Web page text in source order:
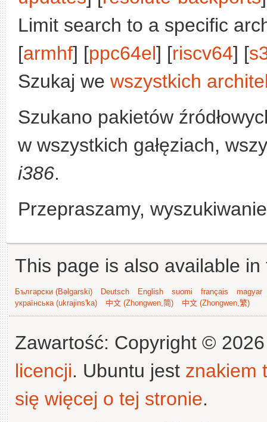
Limit search to a specific
[armhf] [ppc64el] [riscv64] [
Szukaj we wszystkich
Szukano pakietów
w wszystkich gałęziach,
i386.
Przepraszamy,
This page is also available
Български (Bəlgarski) Deutsch English suomi français
magyar
українська (ukrajins'ka)
中文 (Zhongwen,简) 中文 (Zhongwen,繁)
Zawartość: Copyright ©
licencji. Ubuntu jest znakiem
się więcej o tej stronie.